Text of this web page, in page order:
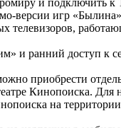
версии игр
телевизоров,
и ранний доступ к
приобрести
Кинопоиска. Для
на